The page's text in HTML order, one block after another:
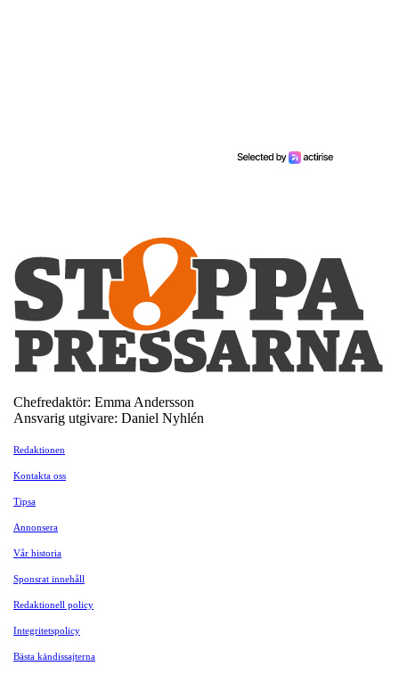
Chefredaktör: Emma Andersson
Ansvarig utgivare: Daniel Nyhlén
Redaktionen
Kontakta oss
Tipsa
Annonsera
Vår historia
Sponsrat innehåll
Redaktionell policy
Integritetspolicy
Bästa kändissajterna